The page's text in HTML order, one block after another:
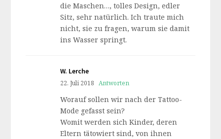
die Maschen…, tolles Design, edler
Sitz, sehr natürlich. Ich traute mich
nicht, sie zu fragen, warum sie damit
ins Wasser springt.
W. Lerche
22. Juli 2018 Antworten
Worauf sollen wir nach der Tattoo-
Mode gefasst sein?
Womit werden sich Kinder, deren
Eltern tätowiert sind, von ihnen